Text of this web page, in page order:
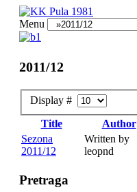
Menu
2011/12
Display #
Title
Author
Sezona
2011/12
Written by
leopnd
Pretraga